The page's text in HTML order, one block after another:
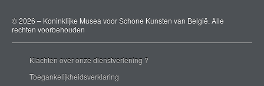
© 2026 – Koninklijke Musea voor Schone Kunsten van België. Alle
rechten voorbehouden
Klachten over onze dienstverlening ?
Toegankelijkheidsverklaring